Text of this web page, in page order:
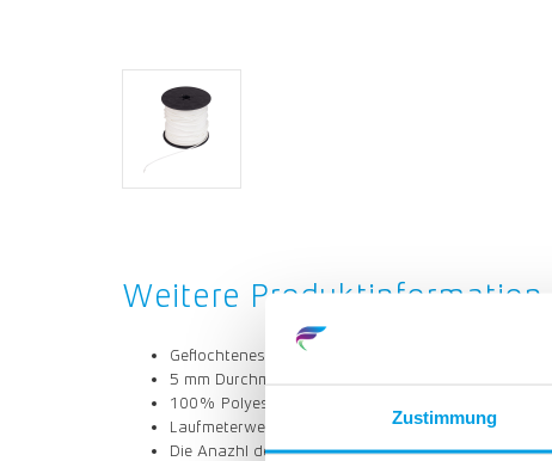
Zustimmung
Weitere Produktinformation
Geflochtenes Hissseil
5 mm Durchmesser
100% Polyester
Laufmeterweise bestellbar
Die Anazhl der Laufmeter wird am Stück geliefert